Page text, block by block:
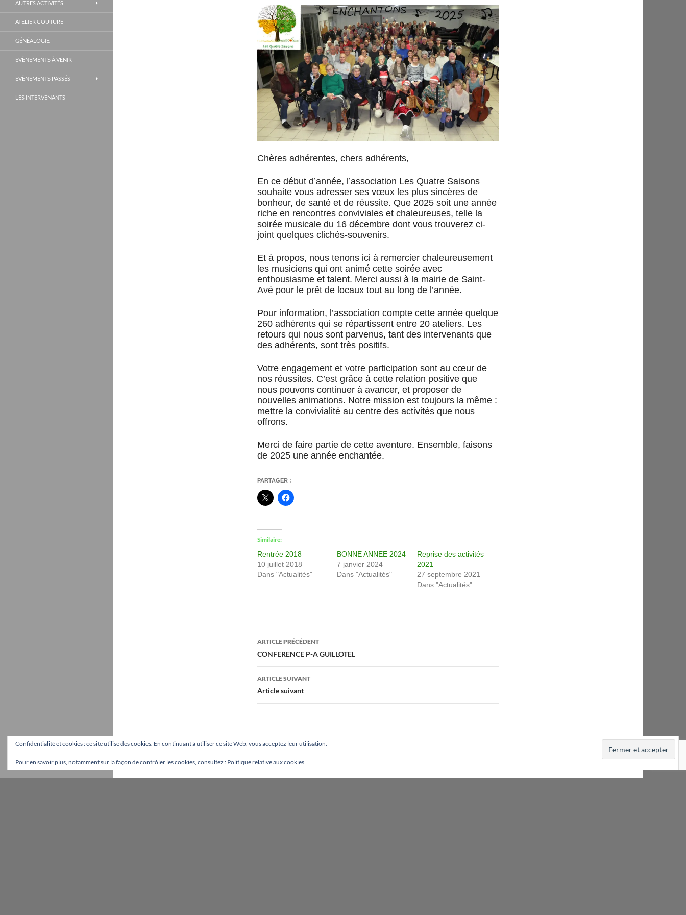
Chères adhérentes, chers adhérents,
En ce début d’année, l’association Les Quatre Saisons
souhaite vous adresser ses vœux les plus sincères de
bonheur, de santé et de réussite. Que 2025 soit une année
riche en rencontres conviviales et chaleureuses, telle la
soirée musicale du 16 décembre dont vous trouverez ci-
joint quelques clichés-souvenirs.
Et à propos, nous tenons ici à remercier chaleureusement
les musiciens qui ont animé cette soirée avec
enthousiasme et talent. Merci aussi à la mairie de Saint-
Avé pour le prêt de locaux tout au long de l’année.
Pour information, l’association compte cette année quelque
260 adhérents qui se répartissent entre 20 ateliers. Les
retours qui nous sont parvenus, tant des intervenants que
des adhérents, sont très positifs.
Votre engagement et votre participation sont au cœur de
nos réussites. C’est grâce à cette relation positive que
nous pouvons continuer à avancer, et proposer de
nouvelles animations. Notre mission est toujours la même :
mettre la convivialité au centre des activités que nous
offrons.
Merci de faire partie de cette aventure. Ensemble, faisons
de 2025 une année enchantée.
PARTAGER :
Similaire
Rentrée 2018
10 juillet 2018
Dans "Actualités"
BONNE ANNEE 2024
7 janvier 2024
Dans "Actualités"
Reprise des activités
2021
27 septembre 2021
Dans "Actualités"
Navigation
Des
Articles
ARTICLE PRÉCÉDENT
CONFERENCE P-A GUILLOTEL
ARTICLE SUIVANT
Article suivant
AUTRES ACTIVITÉS
ATELIER COUTURE
GÉNÉALOGIE
EVÈNEMENTS À VENIR
EVÈNEMENTS PASSÉS
LES INTERVENANTS
Confidentialité et cookies : ce site utilise des cookies. En continuant à utiliser ce site Web, vous acceptez leur utilisation.
Pour en savoir plus, notamment sur la façon de contrôler les cookies, consultez : Politique relative aux cookies